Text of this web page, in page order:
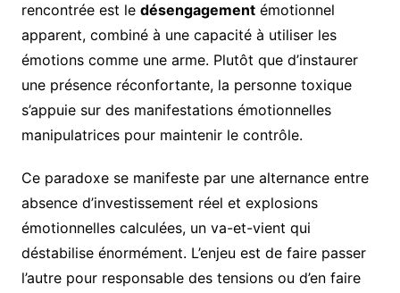
rencontrée est le désengagementémotionnel
apparent, combiné à une capacité à utiliser les
émotions comme une arme. Plutôt que d’instaurer
une présence réconfortante, la personne toxique
s’appuie sur des manifestations émotionnelles
manipulatrices pour maintenir le contrôle.
Ce paradoxe se manifeste par une alternance entre
absence d’investissement réel et explosions
émotionnelles calculées, un va-et-vient qui
déstabilise énormément. L’enjeu est de faire passer
l’autre pour responsable des tensions ou d’en faire